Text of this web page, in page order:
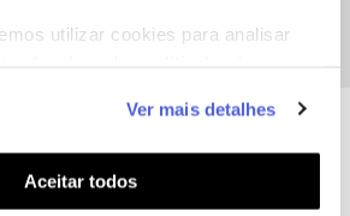
utilizar cookies para analisar
de personalização e
anúncios aos seus interesses
personalizada). Pode gerir a
clicando em "Configurar
Ver mais detalhes
Aceitar todos
de julho